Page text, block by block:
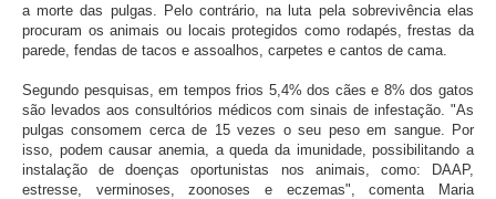
a morte das pulgas. Pelo contrário, na luta pela sobrevivência elas
procuram os animais ou locais protegidos como rodapés, frestas da
parede, fendas de tacos e assoalhos, carpetes e cantos de cama.
Segundo pesquisas, em tempos frios 5,4% dos cães e 8% dos gatos
são levados aos consultórios médicos com sinais de infestação. "As
pulgas consomem cerca de 15 vezes o seu peso em sangue. Por
isso, podem causar anemia, a queda da imunidade, possibilitando a
instalação de doenças oportunistas nos animais, como: DAAP,
estresse, verminoses, zoonoses e eczemas", comenta Maria